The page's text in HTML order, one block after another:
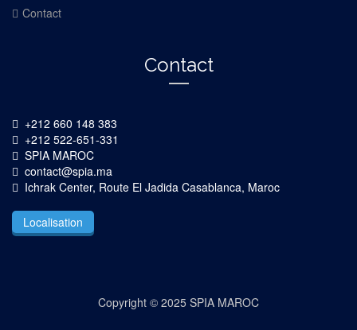
Contact
Contact
+212 660 148 383
+212 522-651-331
SPIA MAROC
contact@spia.ma
Ichrak Center, Route El Jadida Casablanca, Maroc
Localisation
Copyright © 2025 SPIA MAROC